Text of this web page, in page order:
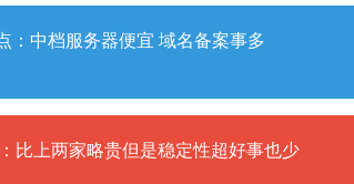
：中档服务器便宜 域名备案事多
比上两家略贵但是稳定性超好事也少